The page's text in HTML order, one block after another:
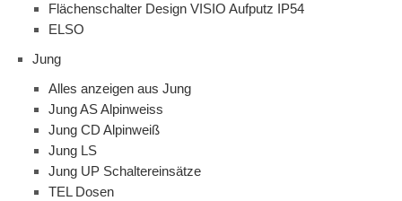
Flächenschalter Design VISIO Aufputz IP54
ELSO
Jung
Alles anzeigen aus Jung
Jung AS Alpinweiss
Jung CD Alpinweiß
Jung LS
Jung UP Schaltereinsätze
TEL Dosen